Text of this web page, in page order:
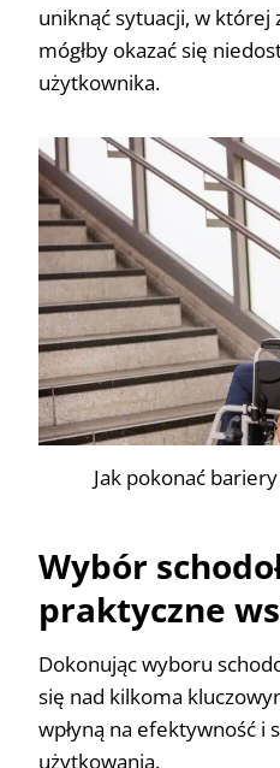
uniknąć sytuacji, w której
mógłby okazać się
użytkownika.
Jak pokonać
Wybór
praktyczne
Dokonując wyboru
się nad kilkoma
wpłyną na efektywność i
użytkowania.